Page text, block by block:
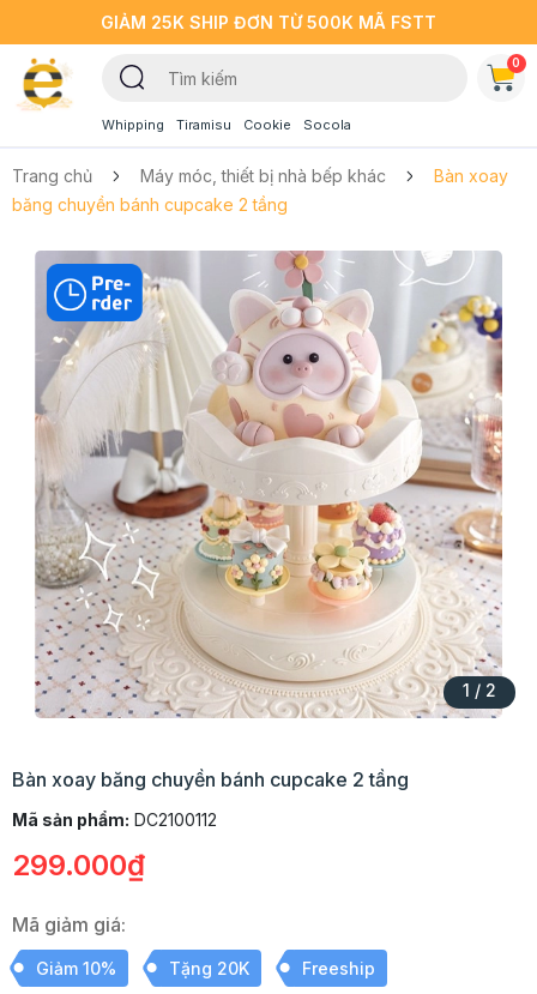
GIẢM 25K SHIP ĐƠN TỪ 500K MÃ FSTT
Whipping Tiramisu Cookie Socola
0
Trang chủ Máy móc, thiết bị nhà bếp khác
Bàn xoay
băng chuyền bánh cupcake 2 tầng
1 / 2
Bàn xoay băng chuyền bánh cupcake 2 tầng
Mã sản phẩm: DC2100112
299.000₫
Mã giảm giá:
Giảm 10% Tặng 20K Freeship